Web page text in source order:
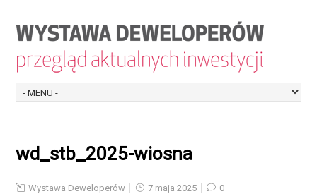
wd_stb_2025-wiosna
Wystawa Deweloperów 7 maja 2025 0